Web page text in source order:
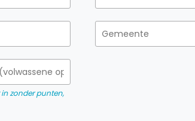
zonder punten,